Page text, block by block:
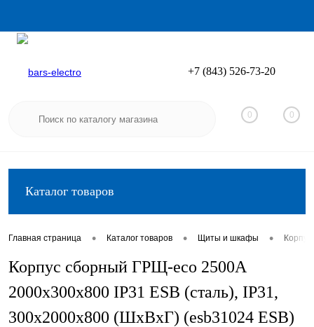
Вход
+7 (843) 526-73-20
0 0
Каталог товаров
Главная страница • Каталог товаров • Щиты и шкафы •
Корпус сборный ГРЩ-eco 2500A
2000х300х800 IP31 ESB (сталь), IP31,
300х2000х800 (ШхВхГ) (esb31024 ESB)